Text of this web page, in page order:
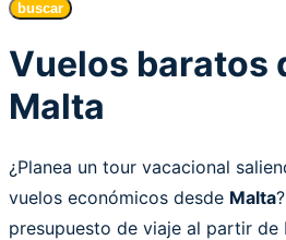
buscar
Vuelos baratos
Malta
¿Planea un tour vacacional
vuelos económicos desde Malta
presupuesto de viaje al partir de